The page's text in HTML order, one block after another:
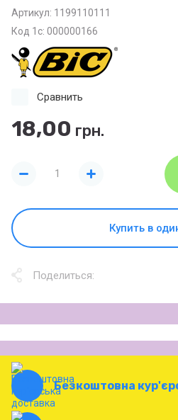
Артикул: 1199110111
Код 1с: 000000166
18,00 грн.
Сравнить
Купить в
Поделиться:
Безкоштовна